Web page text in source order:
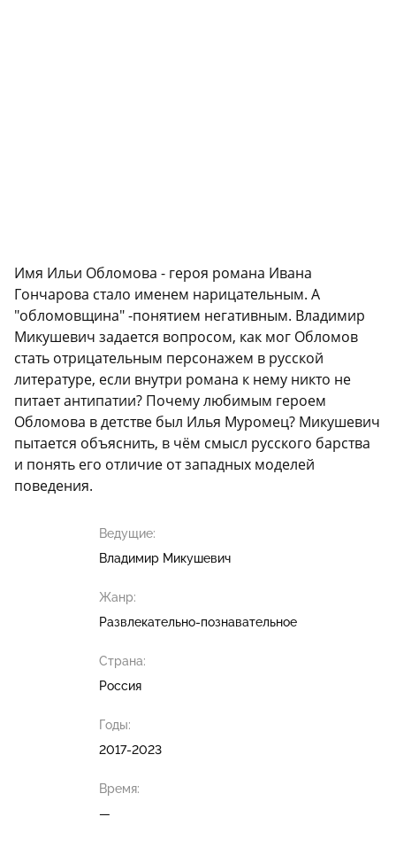
Имя Ильи Обломова - героя романа Ивана
Гончарова стало именем нарицательным. А
"обломовщина" -понятием негативным. Владимир
Микушевич задается вопросом, как мог Обломов
стать отрицательным персонажем в русской
литературе, если внутри романа к нему никто не
питает антипатии? Почему любимым героем
Обломова в детстве был Илья Муромец? Микушевич
пытается объяснить, в чём смысл русского барства
и понять его отличие от западных моделей
поведения.
Ведущие:
Владимир Микушевич
Жанр:
Развлекательно-познавательное
Страна:
Россия
Годы:
2017-2023
Время:
—